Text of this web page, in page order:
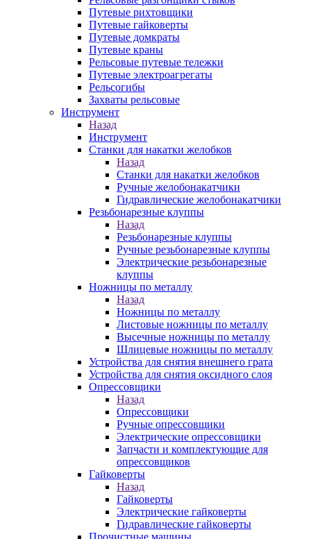
Путевые рихтовщики
Путевые гайковерты
Путевые домкраты
Путевые краны
Рельсовые путевые тележки
Путевые электроагрегаты
Рельсогибы
Захваты рельсовые
Инструмент
Назад
Инструмент
Станки для накатки желобков
Назад
Станки для накатки желобков
Ручные желобонакатчики
Гидравлические желобонакатчики
Резьбонарезные клуппы
Назад
Резьбонарезные клуппы
Ручные резьбонарезные клуппы
Электрические резьбонарезные
клуппы
Ножницы по металлу
Назад
Ножницы по металлу
Листовые ножницы по металлу
Высечные ножницы по металлу
Шлицевые ножницы по металлу
Устройства для снятия внешнего грата
Устройства для снятия оксидного слоя
Опрессовщики
Назад
Опрессовщики
Ручные опрессовщики
Электрические опрессовщики
Запчасти и комплектующие для
опрессовщиков
Гайковерты
Назад
Гайковерты
Электрические гайковерты
Гидравлические гайковерты
Прочистные машины